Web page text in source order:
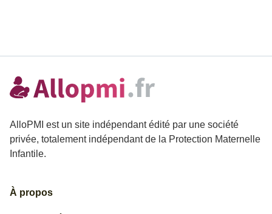
AlloPMI est un site indépendant édité par une société
privée, totalement indépendant de la Protection Maternelle
Infantile.
À propos